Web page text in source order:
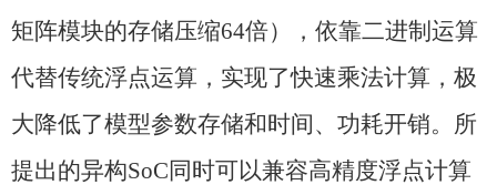
矩阵模块的存储压缩64倍），依靠二进制运算
代替传统浮点运算，实现了快速乘法计算，极
大降低了模型参数存储和时间、功耗开销。所
提出的异构SoC同时可以兼容高精度浮点计算